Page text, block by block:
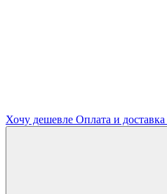
Хочу дешевле Оплата и доставка